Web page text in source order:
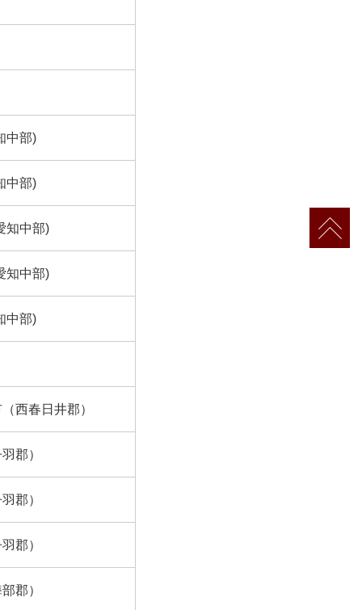
中部)
中部)
知中部)
知中部)
中部)
西春日井郡）
郡）
郡）
郡）
郡）